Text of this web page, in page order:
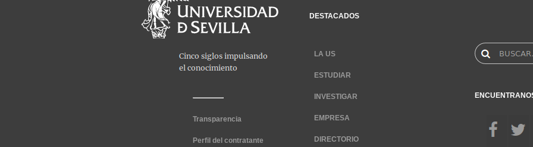
Transparencia
Perfil del contratante
DESTACADOS
LA US
ESTUDIAR
INVESTIGAR
EMPRESA
DIRECTORIO